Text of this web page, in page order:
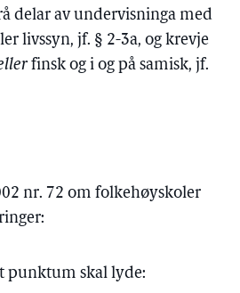
delar av undervisninga med
livssyn, jf. § 2-3a, og krevje
finsk og i og på samisk, jf.
nr. 72 om folkehøyskoler
punktum skal lyde: